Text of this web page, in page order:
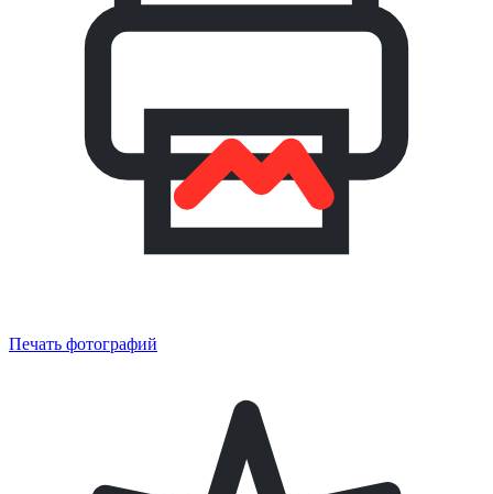
Печать фотографий